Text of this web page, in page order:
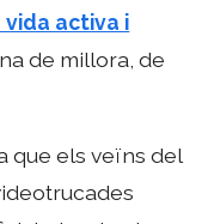
vida activa i
de millora, de
que els veïns del